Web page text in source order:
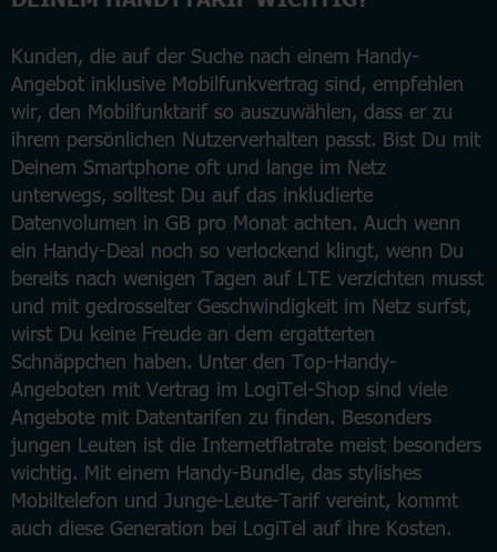
Kunden, die auf der Suche nach einem Handy-
Angebot inklusive Mobilfunkvertrag sind, empfehlen
wir, den Mobilfunktarif so auszuwählen, dass er zu
ihrem persönlichen Nutzerverhalten passt. Bist Du mit
Deinem Smartphone oft und lange im Netz
unterwegs, solltest Du auf das inkludierte
Datenvolumen in GB pro Monat achten. Auch wenn
ein Handy-Deal noch so verlockend klingt, wenn Du
bereits nach wenigen Tagen auf LTE verzichten musst
und mit gedrosselter Geschwindigkeit im Netz surfst,
wirst Du keine Freude an dem ergatterten
Schnäppchen haben. Unter den Top-Handy-
Angeboten mit Vertrag im LogiTel-Shop sind viele
Angebote mit Datentarifen zu finden. Besonders
jungen Leuten ist die Internetflatrate meist besonders
wichtig. Mit einem Handy-Bundle, das stylishes
Mobiltelefon und Junge-Leute-Tarif vereint, kommt
auch diese Generation bei LogiTel auf ihre Kosten.